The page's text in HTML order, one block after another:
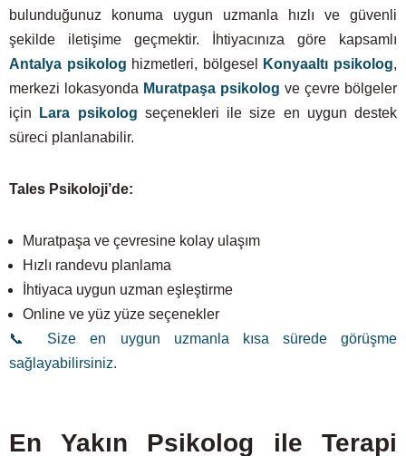
bulunduğunuz konuma uygun uzmanla hızlı ve güvenli
şekilde iletişime geçmektir. İhtiyacınıza göre kapsamlı
Antalya psikolog hizmetleri, bölgesel Konyaaltı psikolog,
merkezi lokasyonda Muratpaşa psikolog ve çevre bölgeler
için
Lara psikolog seçenekleri ile size en uygun destek
süreci planlanabilir.
Tales Psikoloji’de:
Muratpaşa ve çevresine kolay ulaşım
Hızlı randevu planlama
İhtiyaca uygun uzman eşleştirme
Online ve yüz yüze seçenekler
📞 Size en uygun uzmanla kısa sürede görüşme
sağlayabilirsiniz.
En Yakın Psikolog ile Terapi